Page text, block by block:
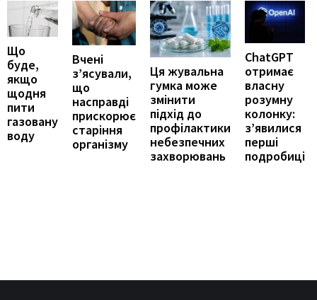
Що
буде,
якщо
щодня
пити
газовану
воду
Вчені
з’ясували,
що
насправді
прискорює
старіння
організму
Ця жувальна
гумка може
змінити
підхід до
профілактики
небезпечних
захворювань
ChatGPT
отримає
власну
розумну
колонку:
з’явилися
перші
подробиці